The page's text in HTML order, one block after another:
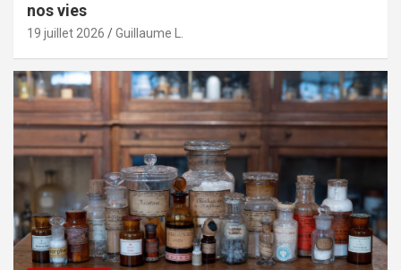
nos vies
19 juillet 2026 Guillaume L.